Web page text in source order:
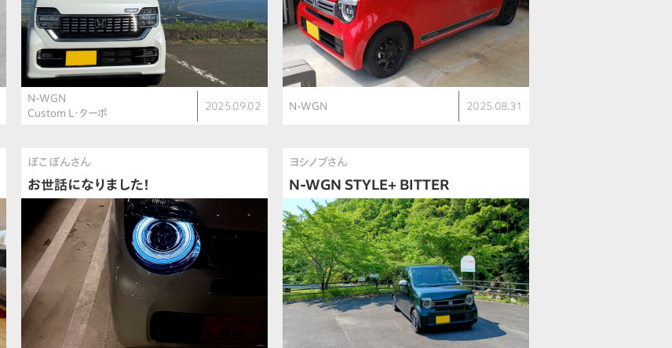
N-WGN
Custom L・ターボ
2025.09.02 N-WGN 2025.08.31
ぽこぽんさん
お世話になりました！
ヨシノブさん
N-WGN STYLE+ BITTER